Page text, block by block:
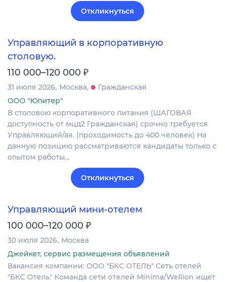
Откликнуться
Управляющий в корпоративную
столовую.
110 000–120 000 ₽
31 июля 2026 Москва
Гражданская
ООО "Юпитер"
В столовою корпоративного питания (ШАГОВАЯ
доступность от мцд2 Гражданская) срочно требуется
Управляющий/ая. (проходимость до 400 человек) На
данную позицию рассматриваются кандидаты только с
опытом работы…
Откликнуться
Управляющий мини-отелем
100 000–120 000 ₽
30 июля 2026 Москва
Джейкет, сервис размещения объявлений
Вакансия компании: ООО "БКС ОТЕЛЬ" Сеть отелей
"БКС Отель" Команда сети отелей Minima/Wellion ищет